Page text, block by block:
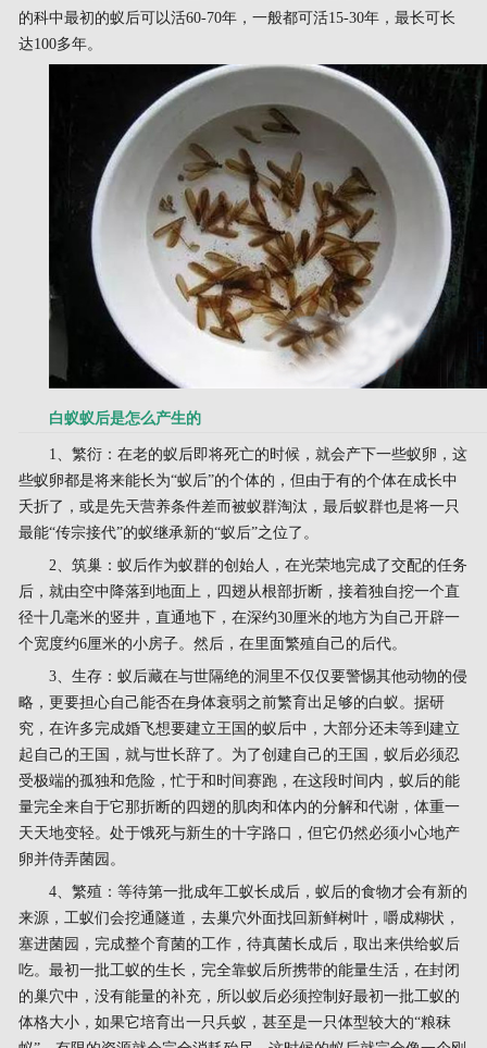
的科中最初的蚁后可以活60-70年，一般都可活15-30年，最长可长
达100多年。
白蚁蚁后是怎么产生的
1、繁衍：在老的蚁后即将死亡的时候，就会产下一些蚁卵，这
些蚁卵都是将来能长为“蚁后”的个体的，但由于有的个体在成长中
夭折了，或是先天营养条件差而被蚁群淘汰，最后蚁群也是将一只
最能“传宗接代”的蚁继承新的“蚁后”之位了。
2、筑巢：蚁后作为蚁群的创始人，在光荣地完成了交配的任务
后，就由空中降落到地面上，四翅从根部折断，接着独自挖一个直
径十几毫米的竖井，直通地下，在深约30厘米的地方为自己开辟一
个宽度约6厘米的小房子。然后，在里面繁殖自己的后代。
3、生存：蚁后藏在与世隔绝的洞里不仅仅要警惕其他动物的侵
略，更要担心自己能否在身体衰弱之前繁育出足够的白蚁。据研
究，在许多完成婚飞想要建立王国的蚁后中，大部分还未等到建立
起自己的王国，就与世长辞了。为了创建自己的王国，蚁后必须忍
受极端的孤独和危险，忙于和时间赛跑，在这段时间内，蚁后的能
量完全来自于它那折断的四翅的肌肉和体内的分解和代谢，体重一
天天地变轻。处于饿死与新生的十字路口，但它仍然必须小心地产
卵并侍弄菌园。
4、繁殖：等待第一批成年工蚁长成后，蚁后的食物才会有新的
来源，工蚁们会挖通隧道，去巢穴外面找回新鲜树叶，嚼成糊状，
塞进菌园，完成整个育菌的工作，待真菌长成后，取出来供给蚁后
吃。最初一批工蚁的生长，完全靠蚁后所携带的能量生活，在封闭
的巢穴中，没有能量的补充，所以蚁后必须控制好最初一批工蚁的
体格大小，如果它培育出一只兵蚁，甚至是一只体型较大的“粮秣